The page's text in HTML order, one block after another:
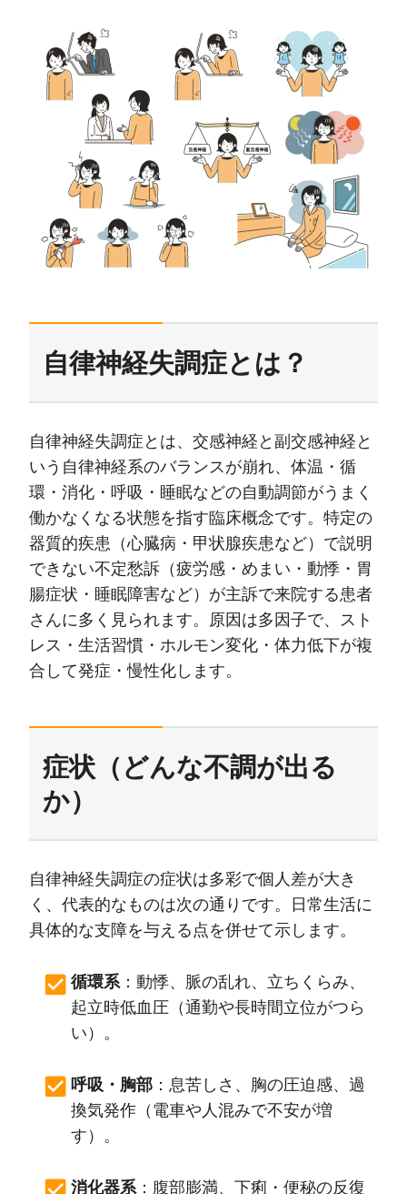
自律神経失調症とは？
自律神経失調症とは、交感神経と副交感神経と
いう自律神経系のバランスが崩れ、体温・循
環・消化・呼吸・睡眠などの自動調節がうまく
働かなくなる状態を指す臨床概念です。特定の
器質的疾患（心臓病・甲状腺疾患など）で説明
できない不定愁訴（疲労感・めまい・動悸・胃
腸症状・睡眠障害など）が主訴で来院する患者
さんに多く見られます。原因は多因子で、スト
レス・生活習慣・ホルモン変化・体力低下が複
合して発症・慢性化します。
症状（どんな不調が出る
か）
自律神経失調症の症状は多彩で個人差が大き
く、代表的なものは次の通りです。日常生活に
具体的な支障を与える点を併せて示します。
循環系：動悸、脈の乱れ、立ちくらみ、
起立時低血圧（通勤や長時間立位がつら
い）。
呼吸・胸部 ：息苦しさ、胸の圧迫感、過
換気発作（電車や人混みで不安が増
す）。
消化器系 ：腹部膨満、下痢・便秘の反復